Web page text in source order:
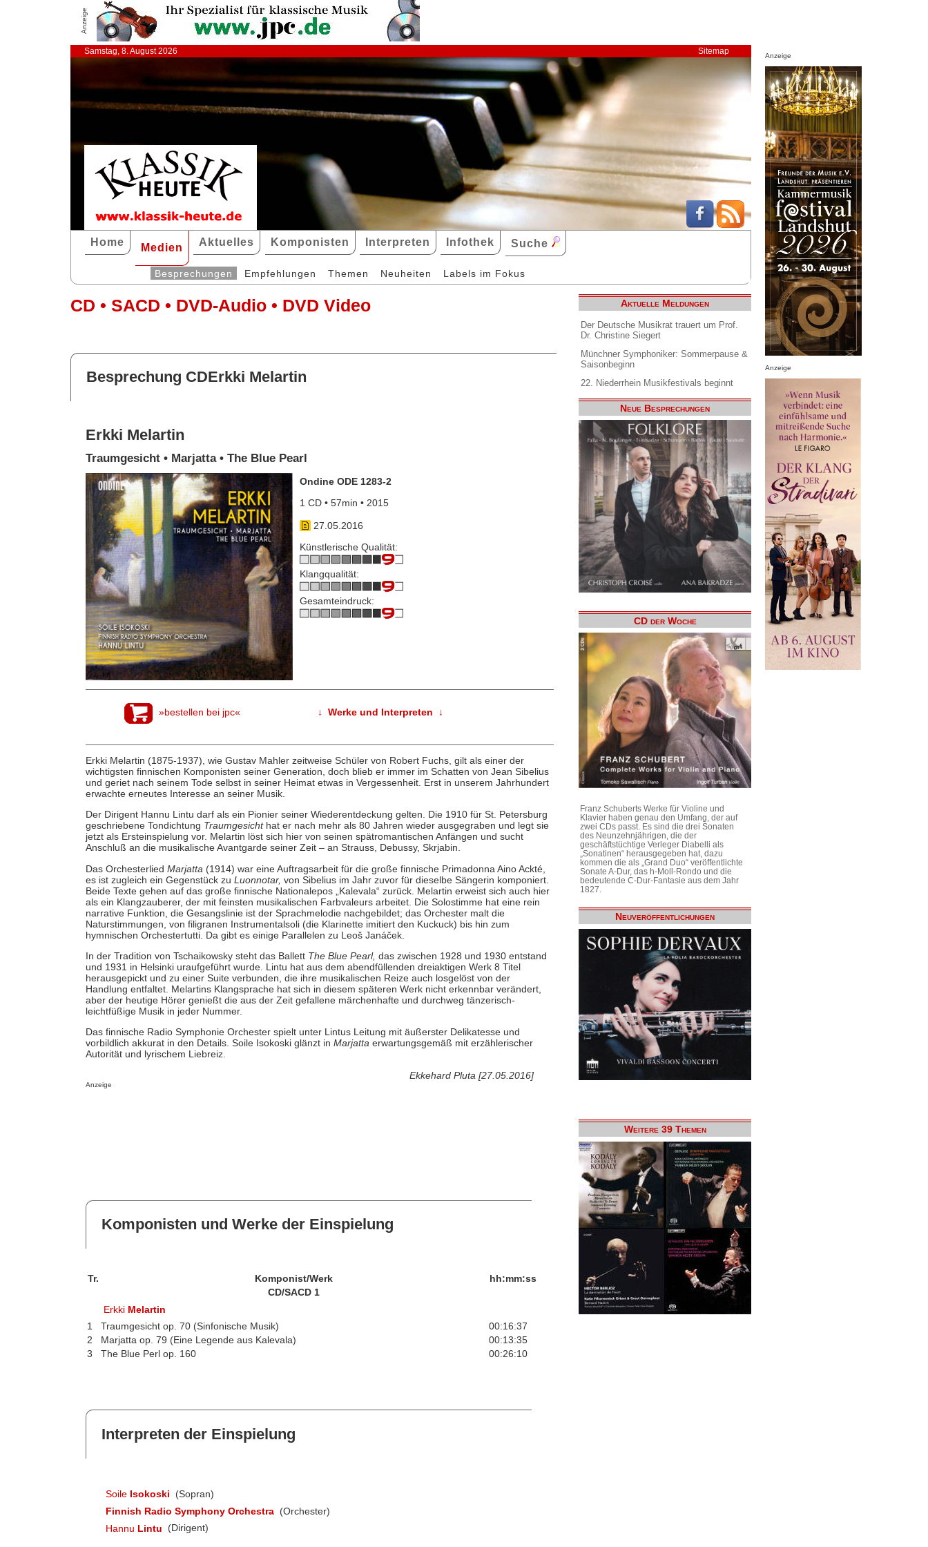
Anzeige
Samstag, 8. August 2026 Sitemap
Home Medien Aktuelles Komponisten Interpreten Infothek Suche
Besprechungen Empfehlungen Themen Neuheiten Labels im Fokus
CD • SACD • DVD-Audio • DVD Video
Besprechung CDErkki Melartin
Erkki Melartin
Traumgesicht • Marjatta • The Blue Pearl
Ondine ODE 1283-2
1 CD • 57min • 2015
27.05.2016
Künstlerische Qualität:
Klangqualität:
Gesamteindruck:
»bestellen bei jpc« ↓ Werke und Interpreten ↓
Erkki Melartin (1875-1937), wie Gustav Mahler zeitweise Schüler von Robert Fuchs, gilt als einer der
wichtigsten finnischen Komponisten seiner Generation, doch blieb er immer im Schatten von Jean Sibelius
und geriet nach seinem Tode selbst in seiner Heimat etwas in Vergessenheit. Erst in unserem Jahrhundert
erwachte erneutes Interesse an seiner Musik.
Der Dirigent Hannu Lintu darf als ein Pionier seiner Wiederentdeckung gelten. Die 1910 für St. Petersburg
geschriebene Tondichtung Traumgesichthat er nach mehr als 80 Jahren wieder ausgegraben und legt sie
jetzt als Ersteinspielung vor. Melartin löst sich hier von seinen spätromantischen Anfängen und sucht
Anschluß an die musikalische Avantgarde seiner Zeit – an Strauss, Debussy, Skrjabin.
Das Orchesterlied Marjatta (1914) war eine Auftragsarbeit für die große finnische Primadonna Aino Ackté,
es ist zugleich ein Gegenstück zu Luonnotar, von Sibelius im Jahr zuvor für dieselbe Sängerin komponiert.
Beide Texte gehen auf das große finnische Nationalepos „Kalevala“ zurück. Melartin erweist sich auch hier
als ein Klangzauberer, der mit feinsten musikalischen Farbvaleurs arbeitet. Die Solostimme hat eine rein
narrative Funktion, die Gesangslinie ist der Sprachmelodie nachgebildet; das Orchester malt die
Naturstimmungen, von filigranen Instrumentalsoli (die Klarinette imitiert den Kuckuck) bis hin zum
hymnischen Orchestertutti. Da gibt es einige Parallelen zu Leoš Janáček.
In der Tradition von Tschaikowsky steht das Ballett The Blue Pearl, das zwischen 1928 und 1930 entstand
und 1931 in Helsinki uraufgeführt wurde. Lintu hat aus dem abendfüllenden dreiaktigen Werk 8 Titel
herausgepickt und zu einer Suite verbunden, die ihre musikalischen Reize auch losgelöst von der
Handlung entfaltet. Melartins Klangsprache hat sich in diesem späteren Werk nicht erkennbar verändert,
aber der heutige Hörer genießt die aus der Zeit gefallene märchenhafte und durchweg tänzerisch-
leichtfüßige Musik in jeder Nummer.
Das finnische Radio Symphonie Orchester spielt unter Lintus Leitung mit äußerster Delikatesse und
vorbildlich akkurat in den Details. Soile Isokoski glänzt in Marjattaerwartungsgemäß mit erzählerischer
Autorität und lyrischem Liebreiz.
Ekkehard Pluta [27.05.2016]
Anzeige
Komponisten und Werke der Einspielung
Tr. Komponist/Werk
hh:mm:ss
CD/SACD 1
Erkki Melartin
1
Traumgesicht op. 70 (Sinfonische Musik)
00:16:37
2
Marjatta op. 79 (Eine Legende aus Kalevala)
00:13:35
3
The Blue Perl op. 160 00:26:10
Interpreten der Einspielung
Soile Isokoski
(Sopran)
Finnish Radio Symphony Orchestra (Orchester)
Hannu Lintu (Dirigent)
Aktuelle Meldungen
Der Deutsche Musikrat trauert um Prof.
Dr. Christine Siegert
Münchner Symphoniker: Sommerpause &
Saisonbeginn
22. Niederrhein Musikfestivals beginnt
Neue Besprechungen
CD der Woche
Franz Schuberts Werke für Violine und
Klavier haben genau den Umfang, der auf
zwei CDs passt. Es sind die drei Sonaten
des Neunzehnjährigen, die der
geschäftstüchtige Verleger Diabelli als
„Sonatinen“ herausgegeben hat, dazu
kommen die als „Grand Duo“ veröffentlichte
Sonate A-Dur, das h-Moll-Rondo und die
bedeutende C-Dur-Fantasie aus dem Jahr
1827.
Neuveröffentlichungen
Weitere 39 Themen
Anzeige
Anzeige